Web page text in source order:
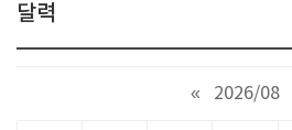
달력
« 2026/08